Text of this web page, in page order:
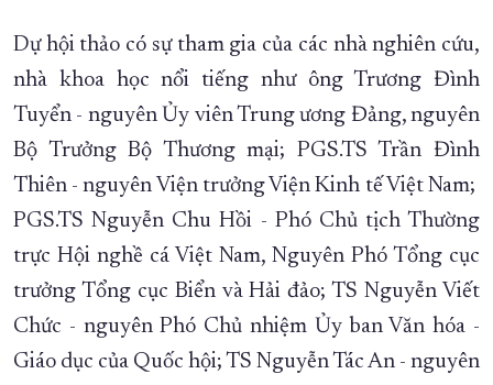
Dự hội thảo có sự tham gia của các nhà nghiên cứu,
nhà khoa học nổi tiếng như ông Trương Đình
Tuyển - nguyên Ủy viên Trung ương Đảng, nguyên
Bộ Trưởng Bộ Thương mại; PGS.TS Trần Đình
Thiên - nguyên Viện trưởng Viện Kinh tế Việt Nam;
PGS.TS Nguyễn Chu Hồi - Phó Chủ tịch Thường
trực Hội nghề cá Việt Nam, Nguyên Phó Tổng cục
trưởng Tổng cục Biển và Hải đảo; TS Nguyễn Viết
Chức - nguyên Phó Chủ nhiệm Ủy ban Văn hóa -
Giáo dục của Quốc hội; TS Nguyễn Tác An - nguyên